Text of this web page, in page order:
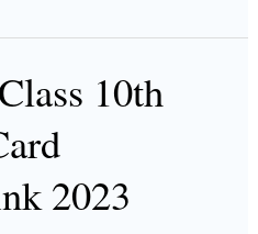
10th
2023